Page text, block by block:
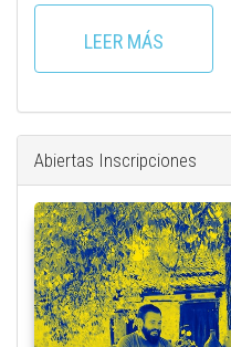
LEER MÁS
Abiertas Inscripciones